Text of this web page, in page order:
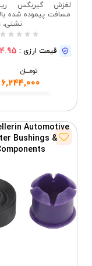
لغزش گیربگس
مسافت پیموده شده
نشتی، 16.9 اونس
قیمت ارزی :
تومــــــان
6,244,000
in Automotive
Bushings &